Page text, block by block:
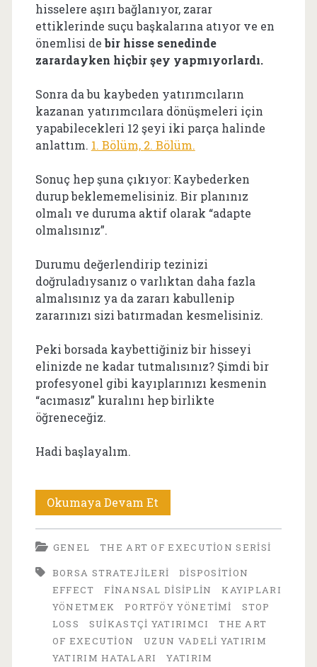
hisselere aşırı bağlanıyor, zarar
ettiklerinde suçu başkalarına atıyor ve en
önemlisi debir hisse senedinde
zarardayken hiçbir şey yapmıyorlardı.
Sonra da bu kaybeden yatırımcıların
kazanan yatırımcılara dönüşmeleri için
yapabilecekleri 12 şeyi iki parça halinde
anlattım. 1. Bölüm, 2. Bölüm.
Sonuç hep şuna çıkıyor: Kaybederken
durup beklememelisiniz. Bir planınız
olmalı ve duruma aktif olarak “adapte
olmalısınız”.
Durumu değerlendirip tezinizi
doğruladıysanız o varlıktan daha fazla
almalısınız ya da zararı kabullenip
zararınızı sizi batırmadan kesmelisiniz.
Peki borsada kaybettiğiniz bir hisseyi
elinizde ne kadar tutmalısınız? Şimdi bir
profesyonel gibi kayıplarınızı kesmenin
“acımasız” kuralını hep birlikte
öğreneceğiz.
Hadi başlayalım.
Okumaya Devam Et
Kaybederken
Yapılacaklar:
Suikastçilerin
%20-
33
Zarar
GENEL
THE ART OF EXECUTION SERISI
BORSA STRATEJILERI
DISPOSITION
EFFECT
FINANSAL DISIPLIN
KAYIPLARI
YÖNETMEK
PORTFÖY YÖNETIMI
STOP
LOSS
SUIKASTÇI YATIRIMCI
THE ART
OF EXECUTION
UZUN VADELI YATIRIM
YATIRIM HATALARI
YATIRIM